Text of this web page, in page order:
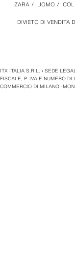
DIVIETO DI VENDITA
ZARA / UOMO /
ITX ITALIA S.R.L. • SEDE
FISCALE, P. IVA E NUMERO
COMMERCIO DI MILANO -